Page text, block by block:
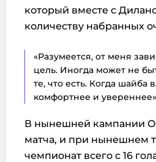
который вместе с
количеству набранных
«Разумеется, от меня
цель. Иногда может не
те, что есть. Когда шайба
комфортнее и
В нынешней кампании
матча, и при нынешнем
чемпионат всего с 16